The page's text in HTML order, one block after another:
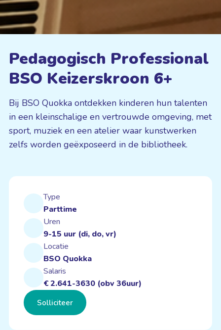
Pedagogisch Professional
BSO Keizerskroon 6+
Bij BSO Quokka ontdekken kinderen hun talenten
in een kleinschalige en vertrouwde omgeving, met
sport, muziek en een atelier waar kunstwerken
zelfs worden geëxposeerd in de bibliotheek.
Type
Parttime
Uren
9-15 uur (di, do, vr)
Locatie
BSO Quokka
Salaris
€ 2.641-3630 (obv 36uur)
Solliciteer